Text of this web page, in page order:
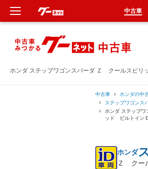
ホンダ ステップワゴンスパーダ Ｚ クールスピ
中古車 ホンダの中
ステップワゴンス
ホンダ ステップ
ッド ビルトイン
ホンダ
Ｚ クー
中古車
新車
中古車